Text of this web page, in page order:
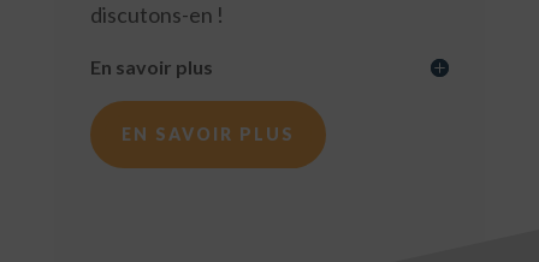
discutons-en !
En savoir plus
EN SAVOIR PLUS